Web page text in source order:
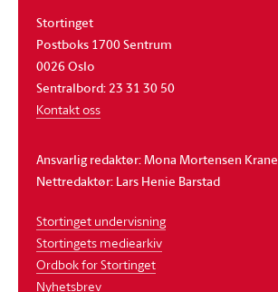
Stortinget
Postboks 1700 Sentrum
0026 Oslo
Sentralbord: 23 31 30 50
Kontakt oss
Ansvarlig redaktør: Mona Mortensen Krane
Nettredaktør: Lars Henie Barstad
Stortinget undervisning
Stortingets mediearkiv
Ordbok for Stortinget
Nyhetsbrev